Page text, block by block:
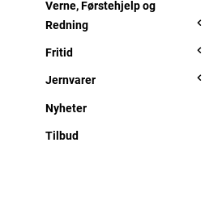
Verne, Førstehjelp og
Redning
Fritid
Jernvarer
Nyheter
Tilbud